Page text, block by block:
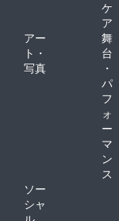
ケ
ア
アー
ト・
写真
舞
台
・
パ
フ
ォ
ー
マ
ン
ス
ソー
シャ